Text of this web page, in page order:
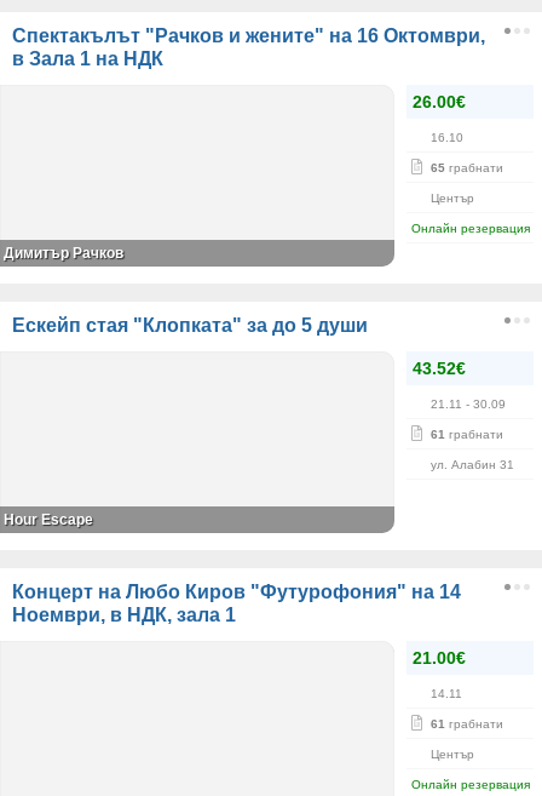
Спектакълът "Рачков и жените" на 16 Октомври,
в Зала 1 на НДК
26.00€
16.10
65 грабнати
Център
Онлайн резервация
Димитър Рачков
Ескейп стая "Клопката" за до 5 души
43.52€
21.11 - 30.09
61 грабнати
ул. Алабин 31
Hour Escape
Концерт на Любо Киров "Футурофония" на 14
Ноември, в НДК, зала 1
21.00€
14.11
61 грабнати
Център
Онлайн резервация